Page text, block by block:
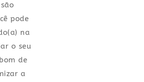
pode
na
o seu
de
a